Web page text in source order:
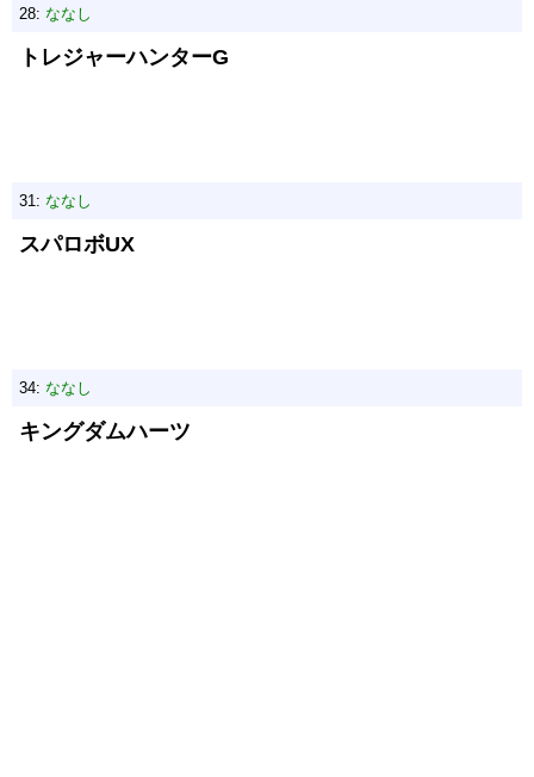
28: ななし
トレジャーハンターG
31: ななし
スパロボUX
34: ななし
キングダムハーツ